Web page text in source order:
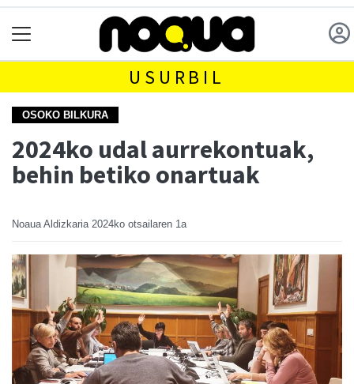
USURBIL
OSOKO BILKURA
2024ko udal aurrekontuak,
behin betiko onartuak
Noaua Aldizkaria 2024ko otsailaren 1a